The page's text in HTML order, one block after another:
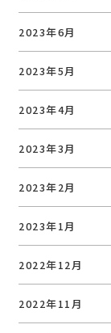
2023年6月
2023年5月
2023年4月
2023年3月
2023年2月
2023年1月
2022年12月
2022年11月